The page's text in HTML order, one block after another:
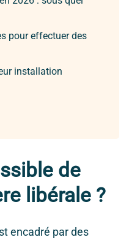
pour effectuer des
installation
de
libérale ?
encadré par des